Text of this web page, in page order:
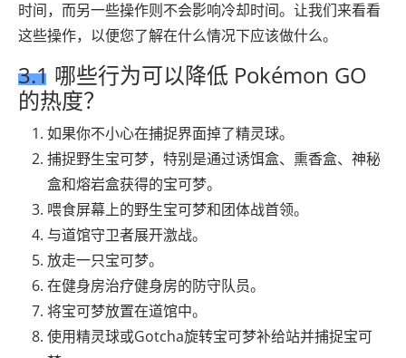
时间，而另一些操作则不会影响冷却时间。让我们来看看
这些操作，以便您了解在什么情况下应该做什么。
3.1 哪些行为可以降低 Pokémon GO
的热度？
如果你不小心在捕捉界面掉了精灵球。
捕捉野生宝可梦，特别是通过诱饵盒、熏香盒、神秘
盒和熔岩盒获得的宝可梦。
喂食屏幕上的野生宝可梦和团体战首领。
与道馆守卫者展开激战。
放走一只宝可梦。
在健身房治疗健身房的防守队员。
将宝可梦放置在道馆中。
使用精灵球或Gotcha旋转宝可梦补给站并捕捉宝可